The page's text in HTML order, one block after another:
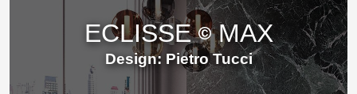
ECLISSE MAX
Design: Pietro Tucci